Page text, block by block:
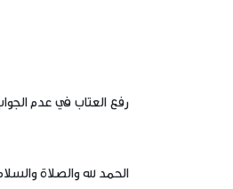
رفع العتاب في عدم
الحمد لله والصلاة